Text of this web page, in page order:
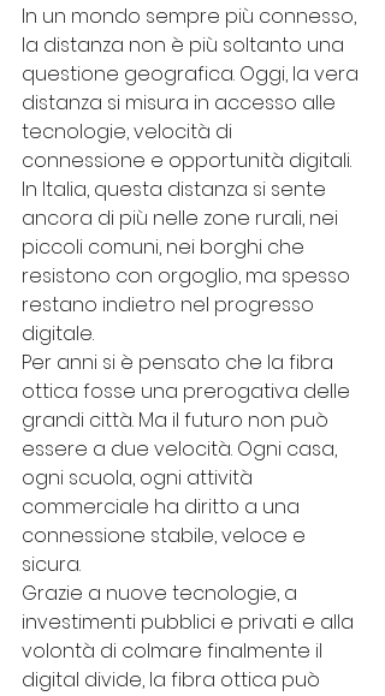
In un mondo sempre più connesso,
la distanza non è più soltanto una
questione geografica. Oggi, la vera
distanza si misura in accesso alle
tecnologie, velocità di
connessione e opportunità digitali.
In Italia, questa distanza si sente
ancora di più nelle zone rurali, nei
piccoli comuni, nei borghi che
resistono con orgoglio, ma spesso
restano indietro nel progresso
digitale.
Per anni si è pensato che la fibra
ottica fosse una prerogativa delle
grandi città. Ma il futuro non può
essere a due velocità. Ogni casa,
ogni scuola, ogni attività
commerciale ha diritto a una
connessione stabile, veloce e
sicura.
Grazie a nuove tecnologie, a
investimenti pubblici e privati e alla
volontà di colmare finalmente il
digital divide, la fibra ottica può